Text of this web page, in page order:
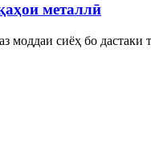
металлӣ
моддаи сиёҳ бо